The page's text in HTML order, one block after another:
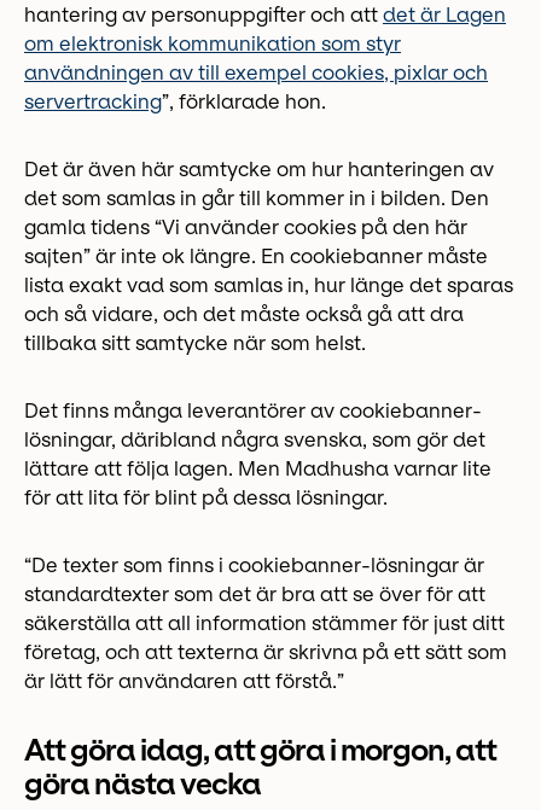
hantering av personuppgifter och att det är Lagen
om elektronisk kommunikation som styr
användningen av till exempel cookies, pixlar och
servertracking”, förklarade hon.
Det är även här samtycke om hur hanteringen av
det som samlas in går till kommer in i bilden. Den
gamla tidens “Vi använder cookies på den här
sajten” är inte ok längre. En cookiebanner måste
lista exakt vad som samlas in, hur länge det sparas
och så vidare, och det måste också gå att dra
tillbaka sitt samtycke när som helst.
Det finns många leverantörer av cookiebanner-
lösningar, däribland några svenska, som gör det
lättare att följa lagen. Men Madhusha varnar lite
för att lita för blint på dessa lösningar.
“De texter som finns i cookiebanner-lösningar är
standardtexter som det är bra att se över för att
säkerställa att all information stämmer för just ditt
företag, och att texterna är skrivna på ett sätt som
är lätt för användaren att förstå.”
Att göra idag, att göra i morgon, att
göra nästa vecka